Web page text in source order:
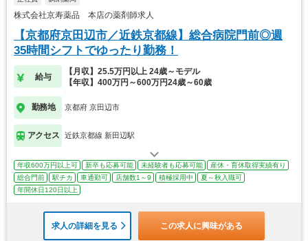
株式会社京寿薬品 本店の薬剤師求人
【京都府京田辺市／近鉄京都線】総合病院門前◎週
35時間シフトでゆったり勤務！
給与
【月収】25.5万円以上 24歳～モデル
【年収】400万円～600万円24歳～60歳
勤務地 京都府 京田辺市
アクセス 近鉄京都線 新田辺駅
年収600万円以上可 新卒も応募可能 未経験者も応募可能
産休・育休取得実績有り
総合門前
駅チカ 車通勤可 店舗数1～9 積極採用中
夏～秋入職可
年間休日120日以上
求人の詳細を見る この求人に興味がある